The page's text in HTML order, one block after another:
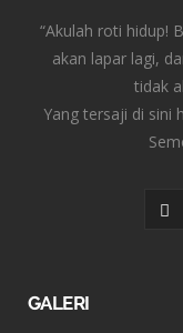
“Akulah roti hidup!
akan lapar lagi,
tidak
Yang tersaji di sini
GALERI